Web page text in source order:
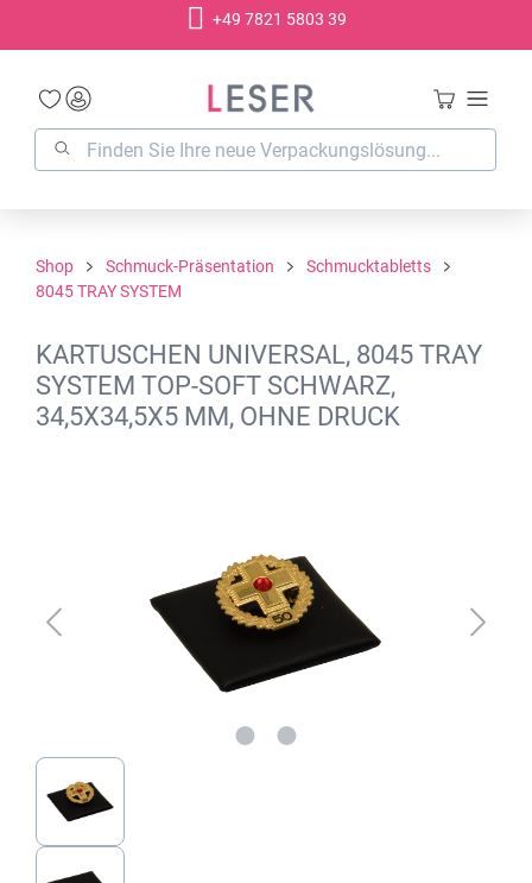
+49 7821 5803 39
Shop Schmuck-Präsentation
Schmucktabletts
8045 TRAY SYSTEM
KARTUSCHEN UNIVERSAL, 8045 TRAY
SYSTEM TOP-SOFT SCHWARZ,
34,5X34,5X5 MM, OHNE DRUCK